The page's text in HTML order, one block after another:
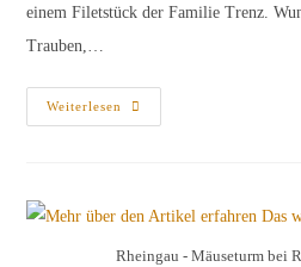
einem Filetstück der Familie Trenz.
Trauben,…
Weiterlesen
Voller
Einsatz
Rheingau - Mäuseturm bei